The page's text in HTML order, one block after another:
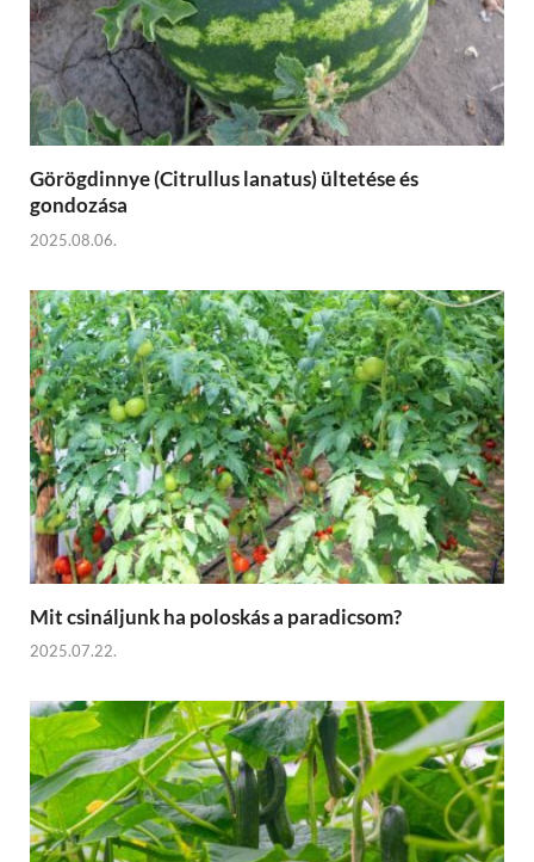
Görögdinnye (Citrullus lanatus) ültetése és
gondozása
2025.08.06.
Mit csináljunk ha poloskás a paradicsom?
2025.07.22.